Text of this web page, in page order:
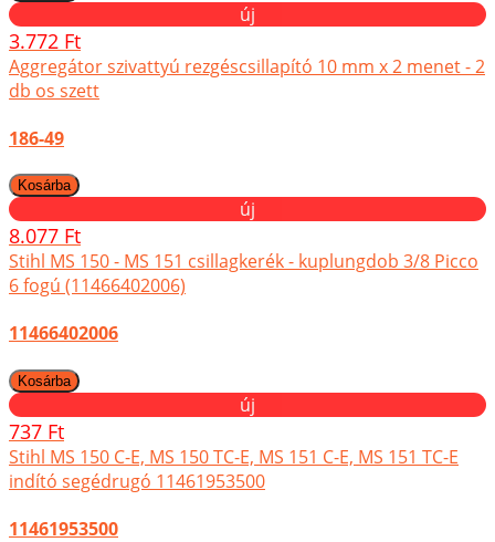
új
3.772 Ft
Aggregátor szivattyú rezgéscsillapító 10 mm x 2 menet - 2
db os szett
186-49
új
8.077 Ft
Stihl MS 150 - MS 151 csillagkerék - kuplungdob 3/8 Picco
6 fogú (11466402006)
11466402006
új
737 Ft
Stihl MS 150 C-E, MS 150 TC-E, MS 151 C-E, MS 151 TC-E
indító segédrugó 11461953500
11461953500